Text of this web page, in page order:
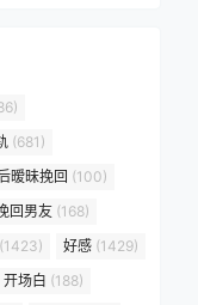
(681)
暧昧挽回 (100)
回男友 (168)
(1423) 好感 (1429)
开场白 (188)